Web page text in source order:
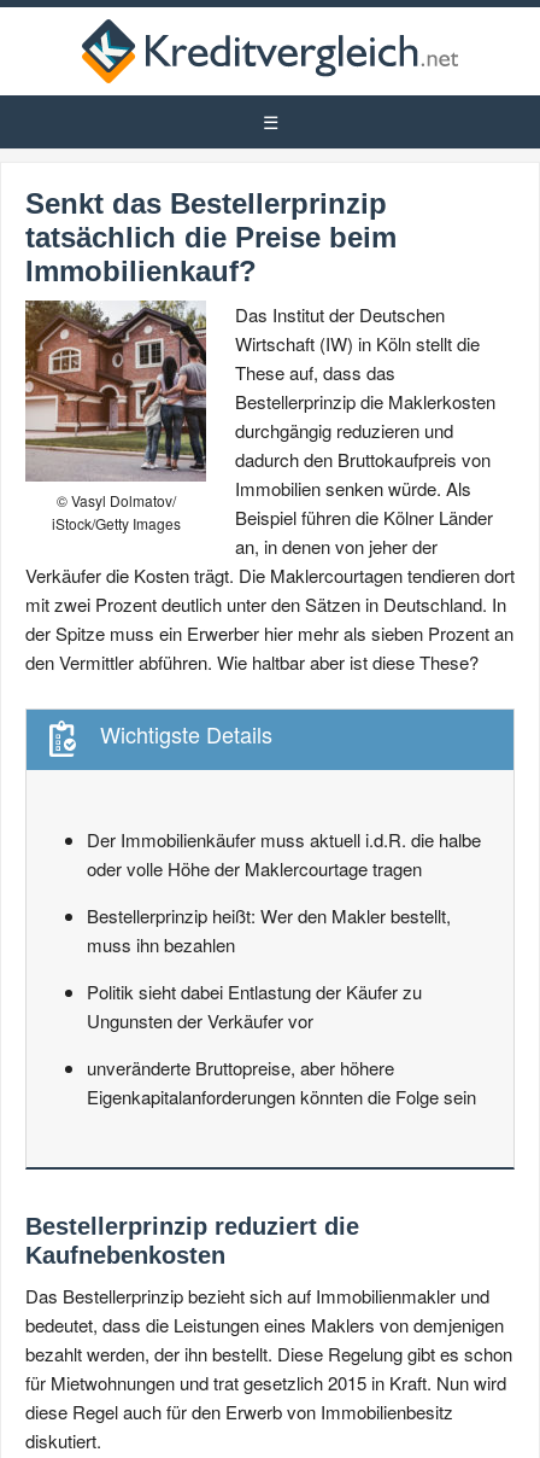
Senkt das Bestellerprinzip
tatsächlich die Preise beim
Immobilienkauf?
© Vasyl Dolmatov/
iStock/Getty Images
Das Institut der Deutschen
Wirtschaft (IW) in Köln stellt die
These auf, dass das
Bestellerprinzip die Maklerkosten
durchgängig reduzieren und
dadurch den Bruttokaufpreis von
Immobilien senken würde. Als
Beispiel führen die Kölner Länder
an, in denen von jeher der
Verkäufer die Kosten trägt. Die Maklercourtagen tendieren dort
mit zwei Prozent deutlich unter den Sätzen in Deutschland. In
der Spitze muss ein Erwerber hier mehr als sieben Prozent an
den Vermittler abführen. Wie haltbar aber ist diese These?
Wichtigste Details
Der Immobilienkäufer muss aktuell i.d.R. die halbe
oder volle Höhe der Maklercourtage tragen
Bestellerprinzip heißt: Wer den Makler bestellt,
muss ihn bezahlen
Politik sieht dabei Entlastung der Käufer zu
Ungunsten der Verkäufer vor
unveränderte Bruttopreise, aber höhere
Eigenkapitalanforderungen könnten die Folge sein
Bestellerprinzip reduziert die
Kaufnebenkosten
Das Bestellerprinzip bezieht sich auf Immobilienmakler und
bedeutet, dass die Leistungen eines Maklers von demjenigen
bezahlt werden, der ihn bestellt. Diese Regelung gibt es schon
für Mietwohnungen und trat gesetzlich 2015 in Kraft. Nun wird
diese Regel auch für den Erwerb von Immobilienbesitz
diskutiert.